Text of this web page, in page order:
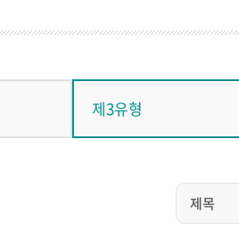
제3유형